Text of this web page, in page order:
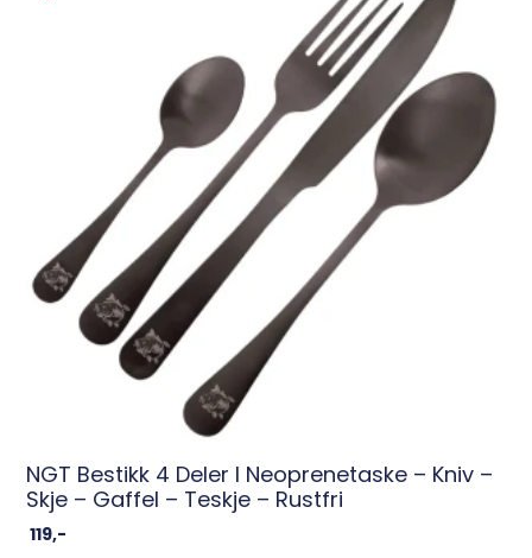
NGT Bestikk 4 Deler I Neoprenetaske – Kniv –
Skje – Gaffel – Teskje – Rustfri
119,-